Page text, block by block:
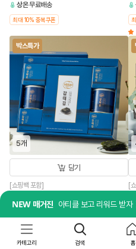
상온무료배송
최대 10% 중복쿠폰
박스특가
5개
담기
[쇼핑백 포함]
혼합 1호X5개
244,500원
%163,815
상온무료배송
[
육
NEW 매거진 아티클 보고 리워드 받자
카테고리 검색 홈